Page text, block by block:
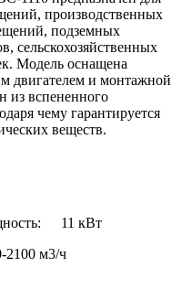
производственных
подземных
сельскохозяйственных
Модель оснащена
двигателем и монтажной
из вспененного
чему гарантируется
веществ.
11 кВт
2100 м3/ч